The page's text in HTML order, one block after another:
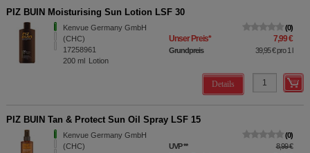
PIZ BUIN Moisturising Sun Lotion LSF 30
Kenvue Germany GmbH
(CHC)
17258961
200 ml Lotion
0
Unser Preis* 7,99 €
Grundpreis 39,95 €pro 1 l
Details
PIZ BUIN Tan & Protect Sun Oil Spray LSF 15
Kenvue Germany GmbH
(CHC)
0
UVP** 8,99 €